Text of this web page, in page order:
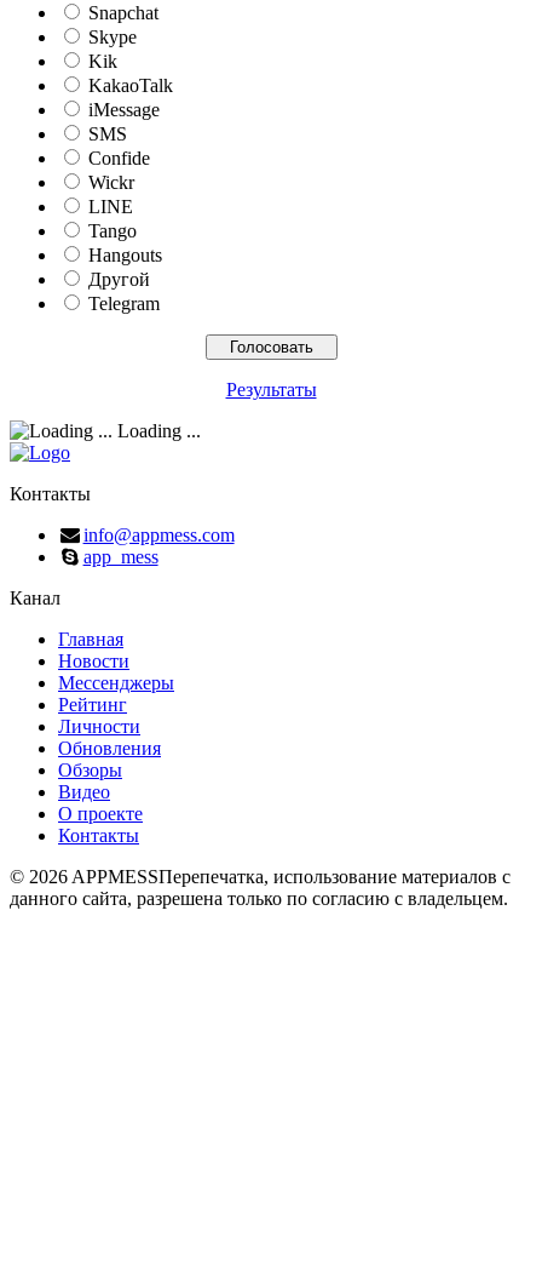
Snapchat
Skype
Kik
KakaoTalk
iMessage
SMS
Confide
Wickr
LINE
Tango
Hangouts
Другой
Telegram
Результаты
Loading ...
Контакты
info@appmess.com
app_mess
Канал
Главная
Новости
Мессенджеры
Рейтинг
Личности
Обновления
Обзоры
Видео
О проекте
Контакты
© 2026 APPMESSПерепечатка, использование материалов с
данного сайта, разрешена только по согласию с владельцем.